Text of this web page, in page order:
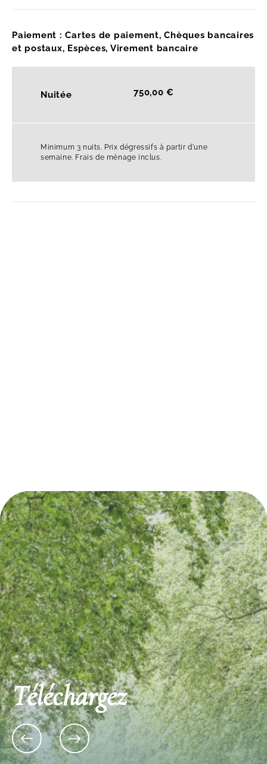
Paiement : Cartes de paiement, Chèques bancaires
et postaux, Espèces, Virement bancaire
Nuitée 750,00 €
Minimum 3 nuits. Prix dégressifs à partir d'une
semaine. Frais de ménage inclus.
Découvrez également
Téléchargez